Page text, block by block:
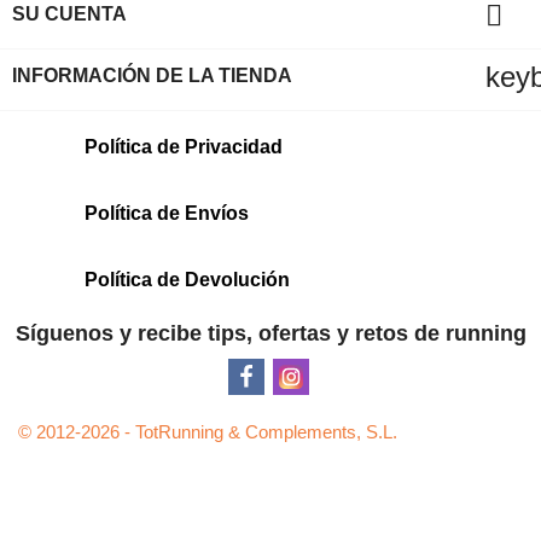
SU CUENTA 
INFORMACIÓN DE LA TIENDA
Política de Privacidad
Política de Envíos
Política de Devolución
Síguenos y recibe tips, ofertas y retos de running
© 2012-2026 - TotRunning & Complements, S.L.